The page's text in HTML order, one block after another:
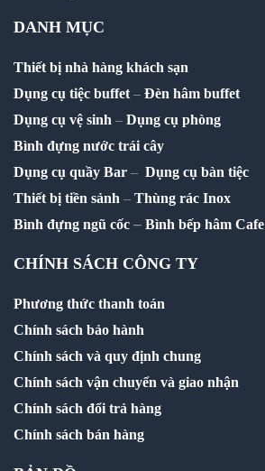
DANH MỤC
Thiết bị nhà hàng khách sạn
Dụng cụ tiệc buffet – Đèn hâm buffet
Dụng cụ vệ sinh – Dụng cụ phòng
Bình đựng nước trái cây
Dụng cụ quầy Bar – Dụng cụ bàn tiệc
Thiết bị tiền sảnh – Thùng rác Inox
Bình đựng ngũ cốc – Bình bếp hâm Cafe
CHÍNH SÁCH CÔNG TY
Phương thức thanh toán
Chính sách bảo hành
Chính sách và quy định chung
Chính sách vận chuyển và giao nhận
Chính sách đổi trả hàng
Chính sách bán hàng